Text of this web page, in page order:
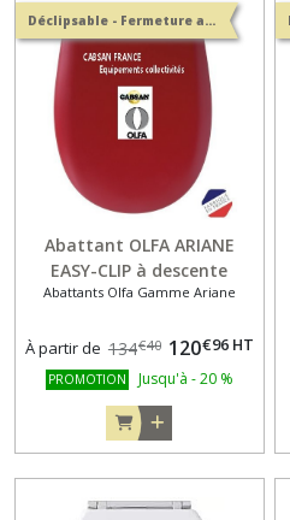
Déclipsable - Fermeture assistée
Abattant OLFA ARIANE
EASY-CLIP à descente
assistée - Déclipsable
Abattants Olfa Gamme Ariane
À partir de 134€40 120€96 HT
PROMOTION Jusqu'à -20 %